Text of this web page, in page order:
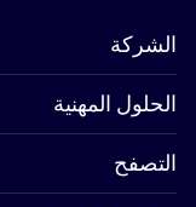
الشركة
الحلول المهنية
التصفح